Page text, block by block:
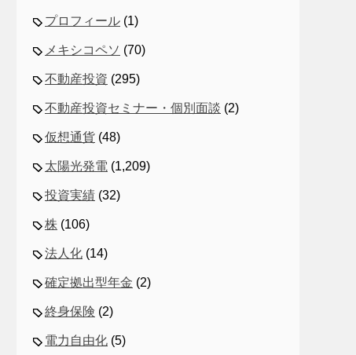
プロフィール (1)
メキシコペソ (70)
不動産投資 (295)
不動産投資セミナー・個別面談 (2)
仮想通貨 (48)
太陽光発電 (1,209)
投資実績 (32)
株 (106)
法人化 (14)
確定拠出型年金 (2)
終身保険 (2)
電力自由化 (5)